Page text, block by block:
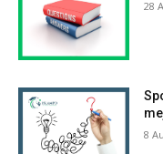
28
8